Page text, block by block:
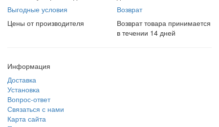
Выгодные условия
Цены от производителя
Возврат
Возврат товара принимается
в течении 14 дней
Информация
Доставка
Установка
Вопрос-ответ
Связаться с нами
Карта сайта